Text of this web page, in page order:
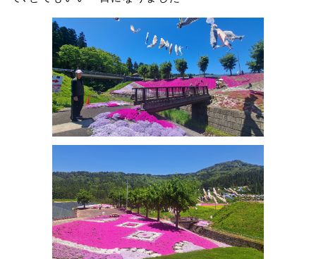
加賀・越後交流市民会議が発足しました。
2022.11.07
板倉ふれあい祭り３年ぶり開催
2022.08.31
令和４年度上越市総合防災訓練
2022.08.27
地域おこしの防災訓練に参加しました。
2022.08.27
「なおえつうみまちアート」のオープニングに行ってきま
2022.08.18
板倉区「北の山（きたのやま）」で地域のみなさんとソバ